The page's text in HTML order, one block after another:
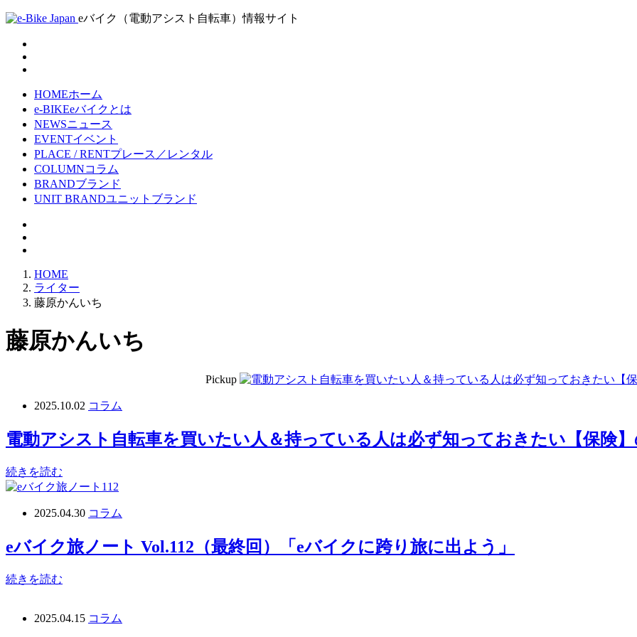
eバイク（電動アシスト自転車）情報サイト
HOMEホーム
e-BIKEeバイクとは
NEWSニュース
EVENTイベント
PLACE / RENTプレース／レンタル
COLUMNコラム
BRANDブランド
UNIT BRANDユニットブランド
HOME
ライター
藤原かんいち
藤原かんいち
Pickup
2025.10.02 コラム
電動アシスト自転車を買いたい人＆持っている人は必ず知っておきたい【保険
続きを読む
2025.04.30 コラム
eバイク旅ノート Vol.112（最終回）「eバイクに跨り旅に出よう」
続きを読む
2025.04.15 コラム